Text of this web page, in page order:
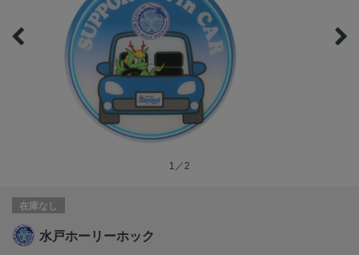
1／2
在庫なし
水戸ホーリーホック